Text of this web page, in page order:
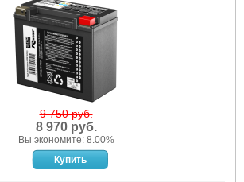
9 750 руб.
8 970 руб.
Вы экономите: 8.00%